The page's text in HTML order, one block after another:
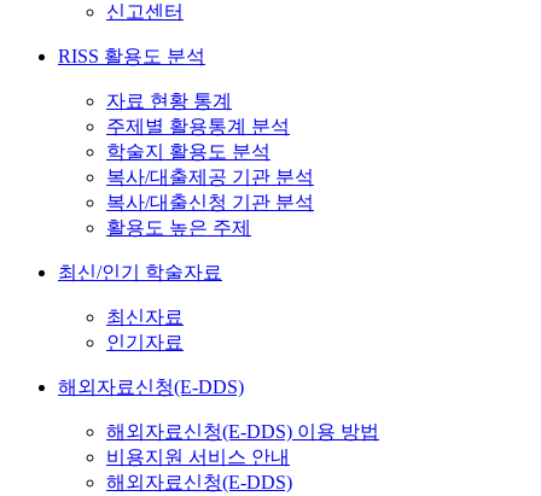
신고센터
RISS 활용도 분석
자료 현황 통계
주제별 활용통계 분석
학술지 활용도 분석
복사/대출제공 기관 분석
복사/대출신청 기관 분석
활용도 높은 주제
최신/인기 학술자료
최신자료
인기자료
해외자료신청(E-DDS)
해외자료신청(E-DDS) 이용 방법
비용지원 서비스 안내
해외자료신청(E-DDS)